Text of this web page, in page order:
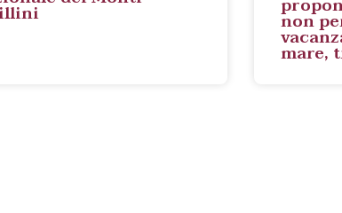
non
mare,